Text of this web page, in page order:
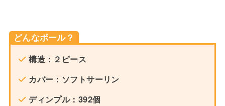
どんなボール？
構造：２ピース
カバー：ソフトサーリン
ディンプル：392個